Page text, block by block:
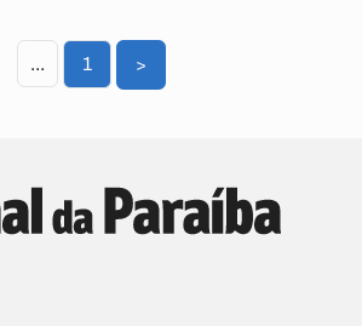
... 1 >